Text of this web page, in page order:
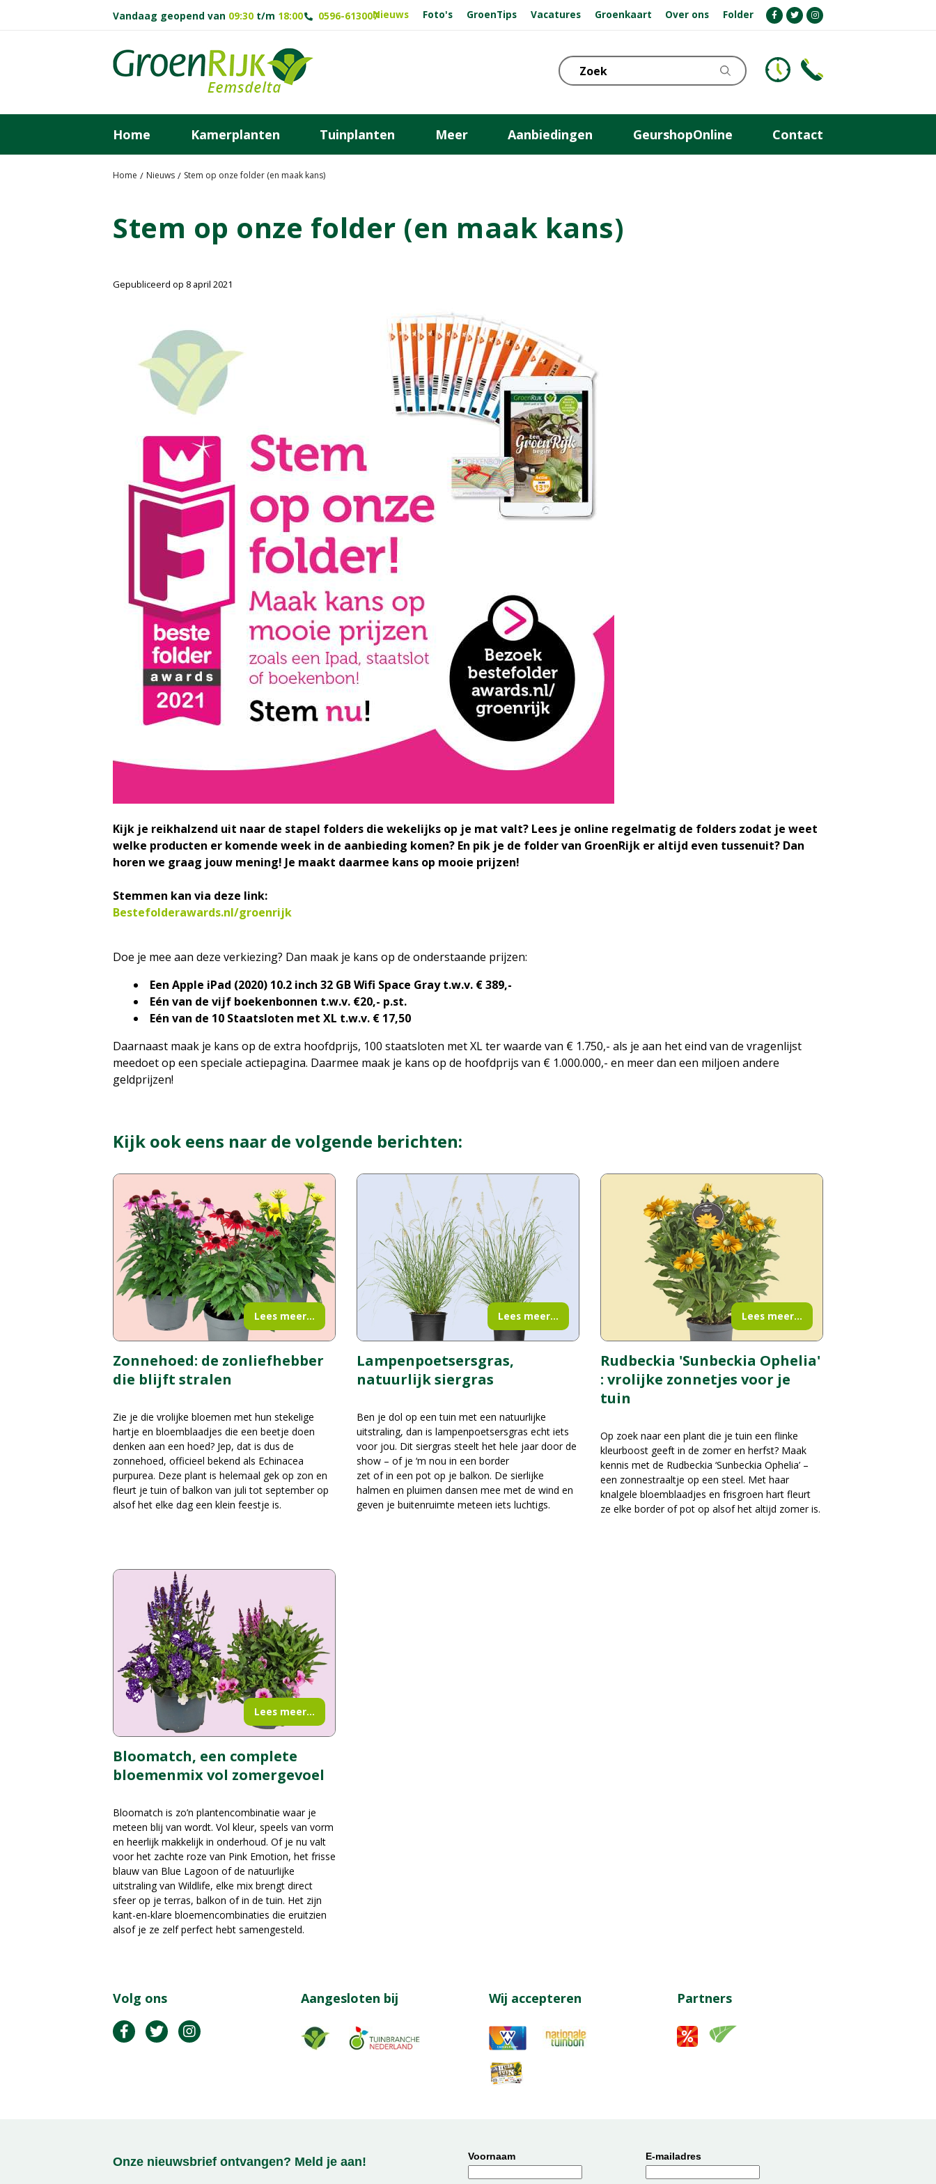
t
Home Nieuws Stem op onze folder (en maak kans)
Vandaag geopend van 09:30 t/m 18:00 0596-613007Nieuws Foto's GroenTips Vacatures Groenkaart Over ons Folder
Home Kamerplanten Tuinplanten Meer Aanbiedingen GeurshopOnline Contact
Stem op onze folder (en maak kans)
Gepubliceerd op 8 april 2021
Kijk je reikhalzend uit naar de stapel folders die wekelijks op je mat valt? Lees je online regelmatig de folders zodat je weet
welke producten er komende week in de aanbieding komen? En pik je de folder van GroenRijk er altijd even tussenuit? Dan
horen we graag jouw mening! Je maakt daarmee kans op mooie prijzen!
Stemmen kan via deze link:
Bestefolderawards.nl/groenrijk
Doe je mee aan deze verkiezing? Dan maak je kans op de onderstaande prijzen:
Een Apple iPad (2020) 10.2 inch 32 GB Wifi Space Gray t.w.v. € 389,-
Eén van de vijf boekenbonnen t.w.v. €20,- p.st.
Eén van de 10 Staatsloten met XL t.w.v. € 17,50
Daarnaast maak je kans op de extra hoofdprijs, 100 staatsloten met XL ter waarde van € 1.750,- als je aan het eind van de vragenlijst
meedoet op een speciale actiepagina. Daarmee maak je kans op de hoofdprijs van € 1.000.000,- en meer dan een miljoen andere
geldprijzen!
Kijk ook eens naar de volgende berichten:
Zonnehoed: de zonliefhebber
die blijft stralen
Zie je die vrolijke bloemen met hun stekelige
hartje en bloemblaadjes die een beetje doen
denken aan een hoed? Jep, dat is dus de
zonnehoed, officieel bekend als Echinacea
purpurea. Deze plant is helemaal gek op zon en
fleurt je tuin of balkon van juli tot september op
alsof het elke dag een klein feestje is.
Lees meer...
Lampenpoetsersgras,
natuurlijk siergras
Ben je dol op een tuin met een natuurlijke
uitstraling, dan is lampenpoetsersgras echt iets
voor jou. Dit siergras steelt het hele jaar door de
show – of je ‘m nou in een border
zet of in een pot op je balkon. De sierlijke
halmen en pluimen dansen mee met de wind en
geven je buitenruimte meteen iets luchtigs.
Lees meer...
Rudbeckia 'Sunbeckia Ophelia'
: vrolijke zonnetjes voor je
tuin
Op zoek naar een plant die je tuin een flinke
kleurboost geeft in de zomer en herfst? Maak
kennis met de Rudbeckia ‘Sunbeckia Ophelia’ –
een zonnestraaltje op een steel. Met haar
knalgele bloemblaadjes en frisgroen hart fleurt
ze elke border of pot op alsof het altijd zomer is.
Lees meer...
Bloomatch, een complete
bloemenmix vol zomergevoel
Bloomatch is zo’n plantencombinatie waar je
meteen blij van wordt. Vol kleur, speels van vorm
en heerlijk makkelijk in onderhoud. Of je nu valt
voor het zachte roze van Pink Emotion, het frisse
blauw van Blue Lagoon of de natuurlijke
uitstraling van Wildlife, elke mix brengt direct
sfeer op je terras, balkon of in de tuin. Het zijn
kant-en-klare bloemencombinaties die eruitzien
alsof je ze zelf perfect hebt samengesteld.
Lees meer...
Volg ons Aangesloten bij Wij accepteren Partners
Onze nieuwsbrief ontvangen? Meld je aan! Voornaam E-mailadres